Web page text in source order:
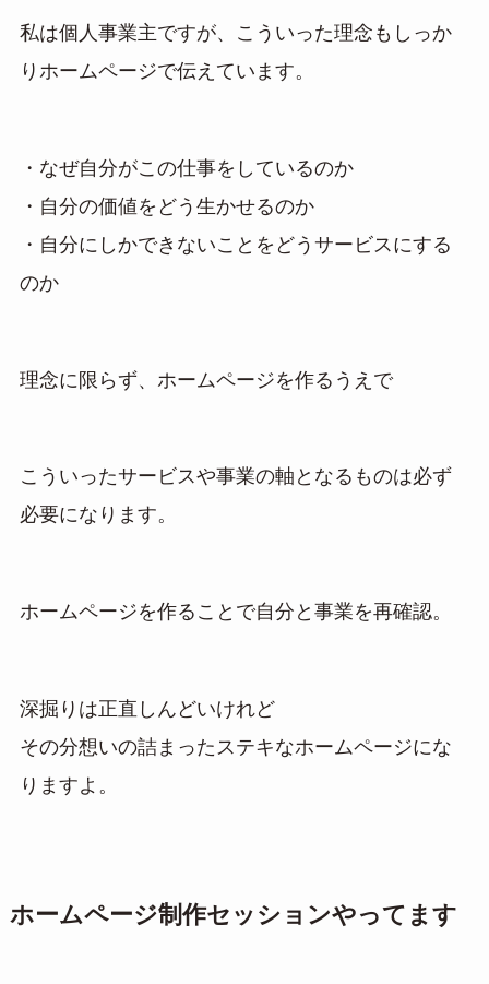
私は個人事業主ですが、こういった理念もしっか
りホームページで伝えています。
・なぜ自分がこの仕事をしているのか
・自分の価値をどう生かせるのか
・自分にしかできないことをどうサービスにする
のか
理念に限らず、ホームページを作るうえで
こういったサービスや事業の軸となるものは必ず
必要になります。
ホームページを作ることで自分と事業を再確認。
深掘りは正直しんどいけれど
その分想いの詰まったステキなホームページにな
りますよ。
ホームページ制作セッションやってます